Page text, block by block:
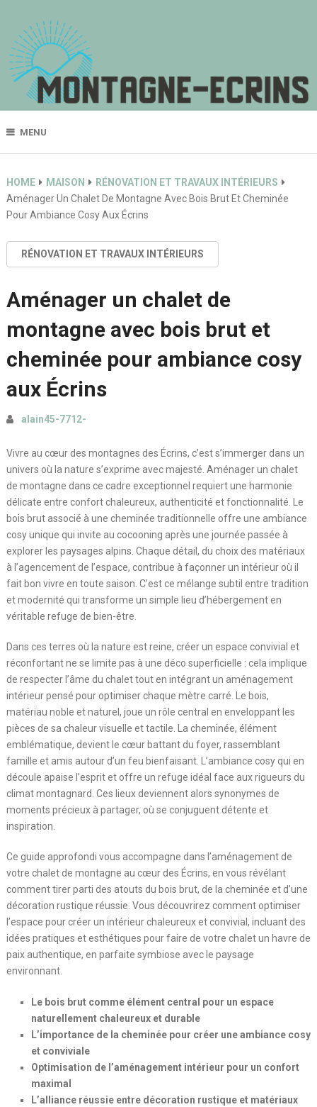
MENU
HOME MAISON
RÉNOVATION ET TRAVAUX INTÉRIEURS
Aménager Un Chalet De Montagne Avec Bois Brut Et Cheminée
Pour Ambiance Cosy Aux Écrins
RÉNOVATION ET TRAVAUX INTÉRIEURS
Aménager un chalet de
montagne avec bois brut et
cheminée pour ambiance cosy
aux Écrins
alain45-7712-
Vivre au cœur des montagnes des Écrins, c’est s’immerger dans un
univers où la nature s’exprime avec majesté. Aménager un chalet
de montagne dans ce cadre exceptionnel requiert une harmonie
délicate entre confort chaleureux, authenticité et fonctionnalité. Le
bois brut associé à une cheminée traditionnelle offre une ambiance
cosy unique qui invite au cocooning après une journée passée à
explorer les paysages alpins. Chaque détail, du choix des matériaux
à l’agencement de l’espace, contribue à façonner un intérieur où il
fait bon vivre en toute saison. C’est ce mélange subtil entre tradition
et modernité qui transforme un simple lieu d’hébergement en
véritable refuge de bien-être.
Dans ces terres où la nature est reine, créer un espace convivial et
réconfortant ne se limite pas à une déco superficielle : cela implique
de respecter l’âme du chalet tout en intégrant un aménagement
intérieur pensé pour optimiser chaque mètre carré. Le bois,
matériau noble et naturel, joue un rôle central en enveloppant les
pièces de sa chaleur visuelle et tactile. La cheminée, élément
emblématique, devient le cœur battant du foyer, rassemblant
famille et amis autour d’un feu bienfaisant. L’ambiance cosy qui en
découle apaise l’esprit et offre un refuge idéal face aux rigueurs du
climat montagnard. Ces lieux deviennent alors synonymes de
moments précieux à partager, où se conjuguent détente et
inspiration.
Ce guide approfondi vous accompagne dans l’aménagement de
votre chalet de montagne au cœur des Écrins, en vous révélant
comment tirer parti des atouts du bois brut, de la cheminée et d’une
décoration rustique réussie. Vous découvrirez comment optimiser
l’espace pour créer un intérieur chaleureux et convivial, incluant des
idées pratiques et esthétiques pour faire de votre chalet un havre de
paix authentique, en parfaite symbiose avec le paysage
environnant.
Le bois brut comme élément central pour un espace
naturellement chaleureux et durable
L’importance de la cheminée pour créer une ambiance cosy
et conviviale
Optimisation de l’aménagement intérieur pour un confort
maximal
L’alliance réussie entre décoration rustique et matériaux